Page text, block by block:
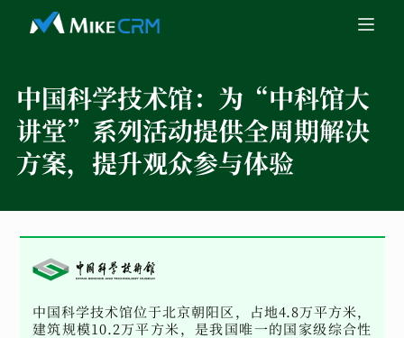
中国科学技术馆： 为“中科馆大
讲堂”系列活动提供全周期解决
方案，提升观众参与体验
中国科学技术馆位于北京朝阳区，占地4.8万平方米，
建筑规模10.2万平方米，是我国唯一的国家级综合性